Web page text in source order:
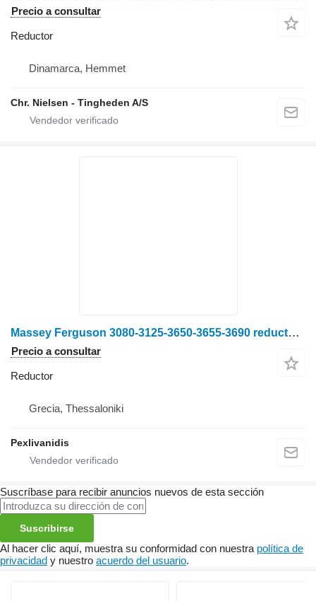
Precio a consultar
Reductor
Dinamarca, Hemmet
Chr. Nielsen - Tingheden A/S
Massey Ferguson 3080-3125-3650-3655-3690 reductor para Massey Ferguson tractor de ruedas
Precio a consultar
Reductor
Grecia, Thessaloniki
Pexlivanidis
Suscríbase para recibir anuncios nuevos de esta sección
Suscribirse
Al hacer clic aquí, muestra su conformidad con nuestra política de
privacidad y nuestro acuerdo del usuario.